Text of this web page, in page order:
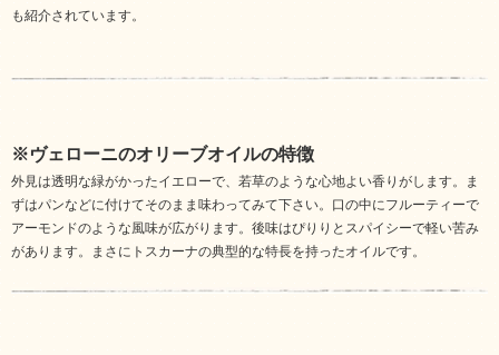
も紹介されています。
※ヴェローニのオリーブオイルの特徴
外見は透明な緑がかったイエローで、若草のような心地よい香りがします。ま
ずはパンなどに付けてそのまま味わってみて下さい。口の中にフルーティーで
アーモンドのような風味が広がります。後味はぴりりとスパイシーで軽い苦み
があります。まさにトスカーナの典型的な特長を持ったオイルです。